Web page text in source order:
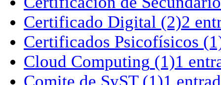
Certificado Digital (2)2
Certificados Psicofísicos
Cloud Computing (1)1